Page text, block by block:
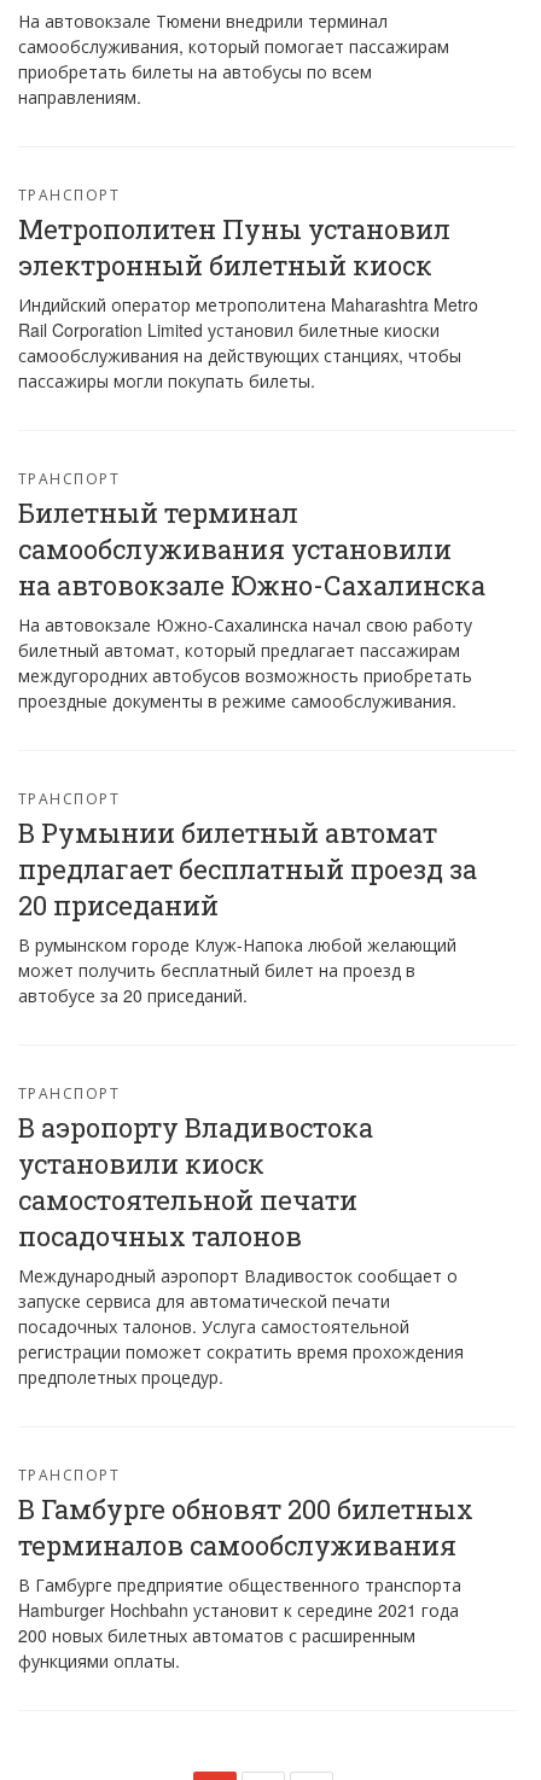
На автовокзале Тюмени внедрили терминал
самообслуживания, который помогает пассажирам
приобретать билеты на автобусы по всем
направлениям.
ТРАНСПОРТ
Метрополитен Пуны установил
электронный билетный киоск
Индийский оператор метрополитена Maharashtra Metro
Rail Corporation Limited установил билетные киоски
самообслуживания на действующих станциях, чтобы
пассажиры могли покупать билеты.
ТРАНСПОРТ
Билетный терминал
самообслуживания установили
на автовокзале Южно-Сахалинска
На автовокзале Южно-Сахалинска начал свою работу
билетный автомат, который предлагает пассажирам
междугородних автобусов возможность приобретать
проездные документы в режиме самообслуживания.
ТРАНСПОРТ
В Румынии билетный автомат
предлагает бесплатный проезд за
20 приседаний
В румынском городе Клуж-Напока любой желающий
может получить бесплатный билет на проезд в
автобусе за 20 приседаний.
ТРАНСПОРТ
В аэропорту Владивостока
установили киоск
самостоятельной печати
посадочных талонов
Международный аэропорт Владивосток сообщает о
запуске сервиса для автоматической печати
посадочных талонов. Услуга самостоятельной
регистрации поможет сократить время прохождения
предполетных процедур.
ТРАНСПОРТ
В Гамбурге обновят 200 билетных
терминалов самообслуживания
В Гамбурге предприятие общественного транспорта
Hamburger Hochbahn установит к середине 2021 года
200 новых билетных автоматов с расширенным
функциями оплаты.